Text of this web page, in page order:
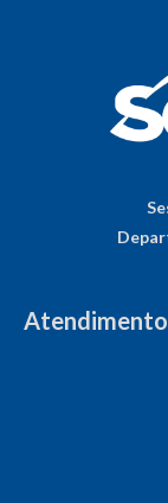
Atendimento